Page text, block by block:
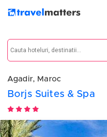
Agadir, Maroc
Borjs Suites & Spa